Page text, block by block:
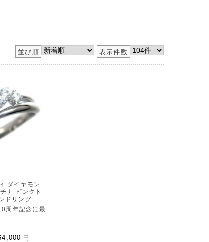
並び順 表示件数
ダイヤモン
ナ ピンクト
ドリング
周年記念に最
円